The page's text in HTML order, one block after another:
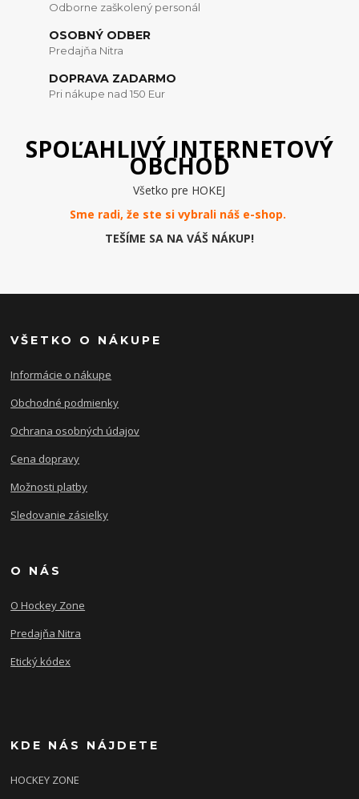
Odborne zaškolený personál
OSOBNÝ ODBER
Predajňa Nitra
DOPRAVA ZADARMO
Pri nákupe nad 150 Eur
SPOĽAHLIVÝ INTERNETOVÝ
OBCHOD
Všetko pre HOKEJ
Sme radi, že ste si vybrali náš e-shop.
TEŠÍME SA NA VÁŠ NÁKUP!
VŠETKO O NÁKUPE
Informácie o nákupe
Obchodné podmienky
Ochrana osobných údajov
Cena dopravy
Možnosti platby
Sledovanie zásielky
O NÁS
O Hockey Zone
Predajňa Nitra
Etický kódex
KDE NÁS NÁJDETE
HOCKEY ZONE